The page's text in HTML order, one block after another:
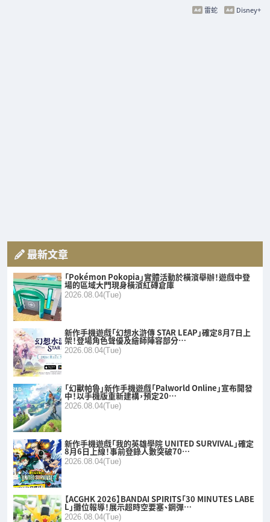
Disney+
雷蛇
最新文章
「Pokémon Pokopia」實體活動於橫濱舉辦！遊戲中登
場的區域大門現身橫濱紅磚倉庫
2026.08.04(Tue)
新作手機遊戲「幻想水滸傳 STAR LEAP」確定8月7日上
架！登場角色聲優及繪師陣容部分…
2026.08.04(Tue)
「幻獸帕魯」新作手機遊戲「Palworld Online」宣布開發
中！以手機版重新建構，預定20…
2026.08.04(Tue)
新作手機遊戲「我的英雄學院 UNITED SURVIVAL」確定
8月6日上線！事前登錄人數突破70…
2026.08.04(Tue)
【ACGHK 2026】BANDAI SPIRITS「30 MINUTES LABE
L」攤位報導！展示超時空要塞、鋼彈…
2026.08.04(Tue)